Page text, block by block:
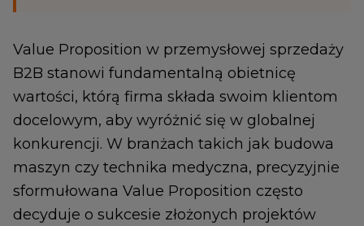
Value Proposition w przemysłowej sprzedaży
B2B stanowi fundamentalną obietnicę
wartości, którą firma składa swoim klientom
docelowym, aby wyróżnić się w globalnej
konkurencji. W branżach takich jak budowa
maszyn czy technika medyczna, precyzyjnie
sformułowana Value Proposition często
decyduje o sukcesie złożonych projektów